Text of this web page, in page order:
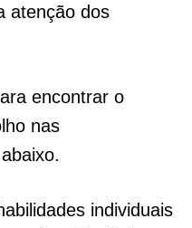
atenção dos
encontrar o
nas
individuais